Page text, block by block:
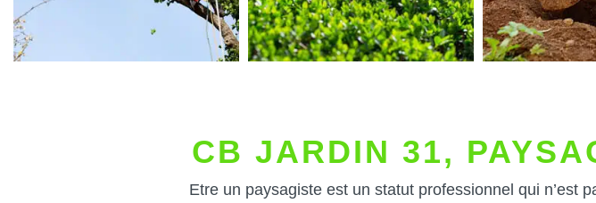
CB JARDIN 31,
Etre un paysagiste est un statut professionnel qui n’est